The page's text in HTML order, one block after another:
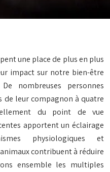
une place de plus en plus
impact sur notre bien-être
nombreuses personnes
leur compagnon à quatre
du point de vue
apportent un éclairage
physiologiques et
contribuent à réduire
ensemble les multiples